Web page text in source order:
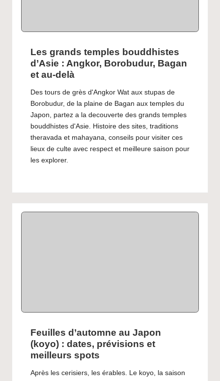
Les grands temples bouddhistes
d’Asie : Angkor, Borobudur, Bagan
et au-delà
Des tours de grès d'Angkor Wat aux stupas de
Borobudur, de la plaine de Bagan aux temples du
Japon, partez a la decouverte des grands temples
bouddhistes d'Asie. Histoire des sites, traditions
theravada et mahayana, conseils pour visiter ces
lieux de culte avec respect et meilleure saison pour
les explorer.
Feuilles d’automne au Japon
(koyo) : dates, prévisions et
meilleurs spots
Après les cerisiers, les érables. Le koyo, la saison